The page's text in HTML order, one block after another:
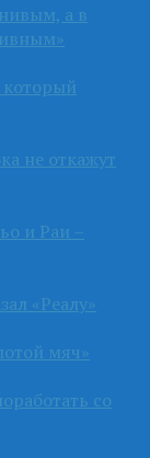
а в
который
не откажут
и Раи –
«Реалу»
мяч»
со